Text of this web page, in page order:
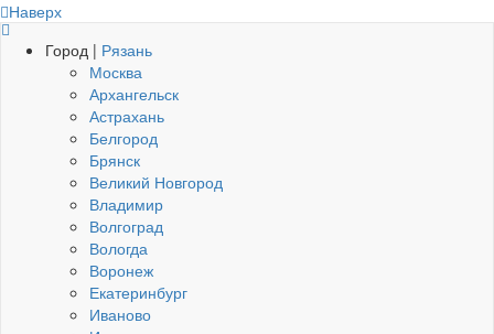
Наверх
Город | Рязань
Москва
Архангельск
Астрахань
Белгород
Брянск
Великий Новгород
Владимир
Волгоград
Вологда
Воронеж
Екатеринбург
Иваново